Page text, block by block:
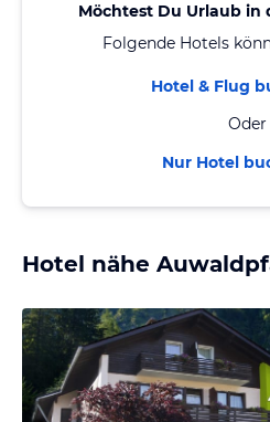
Möchtest Du Urlaub in
Folgende Hotels
Hotel & Flug
Oder
Nur Hotel
Hotel nähe